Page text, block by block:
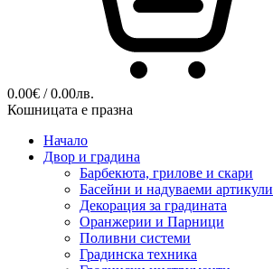
0.00€ / 0.00лв.
Кошницата е празна
Начало
Двор и градина
Барбекюта, грилове и скари
Басейни и надуваеми артикули
Декорация за градината
Оранжерии и Парници
Поливни системи
Градинска техника